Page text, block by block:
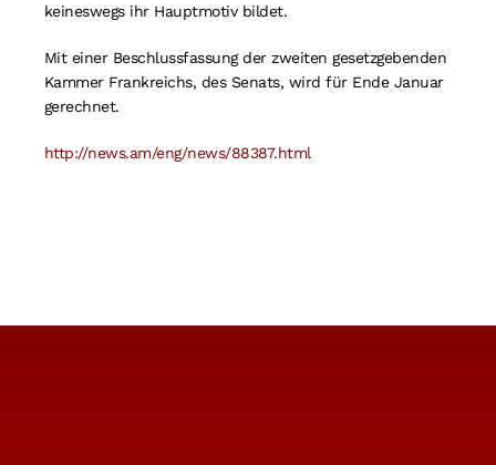
keineswegs ihr Hauptmotiv bildet.
Mit einer Beschlussfassung der zweiten gesetzgebenden
Kammer Frankreichs, des Senats, wird für Ende Januar
gerechnet.
http://news.am/eng/news/88387.html